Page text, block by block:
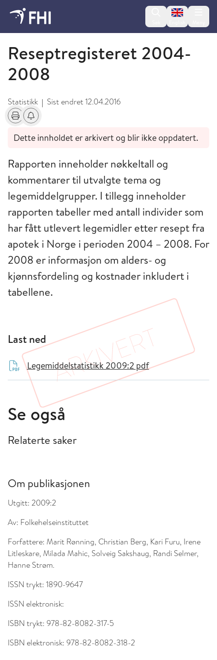
Change
Arkiverte rapporter
Reseptregisteret 2004-
2008
Statistikk | Sist endret12.04.2016
Skriv utFå varsel om endringer
Dette innholdet er arkivert og blir ikke oppdatert.
Rapporten inneholder nøkkeltall og
kommentarer til utvalgte tema og
legemiddelgrupper. I tillegg inneholder
rapporten tabeller med antall individer som
har fått utlevert legemidler etter resept fra
apotek i Norge i perioden 2004 – 2008. For
2008 er informasjon om alders- og
kjønnsfordeling og kostnader inkludert i
tabellene.
Last ned
Legemiddelstatistikk 2009:2 pdf
Se også
Relaterte saker
Om publikasjonen
Utgitt: 2009:2
Av: Folkehelseinstituttet
Forfattere: Marit Rønning, Christian Berg, Kari Furu, Irene
Litleskare, Milada Mahic, Solveig Sakshaug, Randi Selmer,
Hanne Strøm.
ISSN trykt: 1890-9647
ISSN elektronisk:
ISBN trykt: 978-82-8082-317-5
ISBN elektronisk: 978-82-8082-318-2